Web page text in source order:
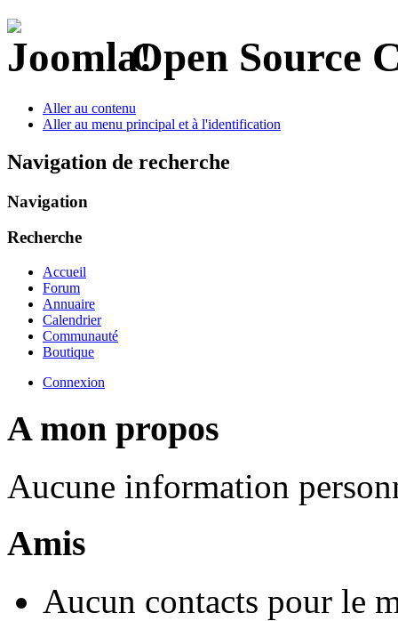
Open Source
Aller au contenu
Aller au menu principal et à l'identification
Navigation de recherche
Navigation
Recherche
Accueil
Forum
Annuaire
Calendrier
Communauté
Boutique
Connexion
A mon propos
Aucune information
Amis
Aucun contacts pour le